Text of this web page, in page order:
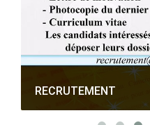
RECRUTEMENT